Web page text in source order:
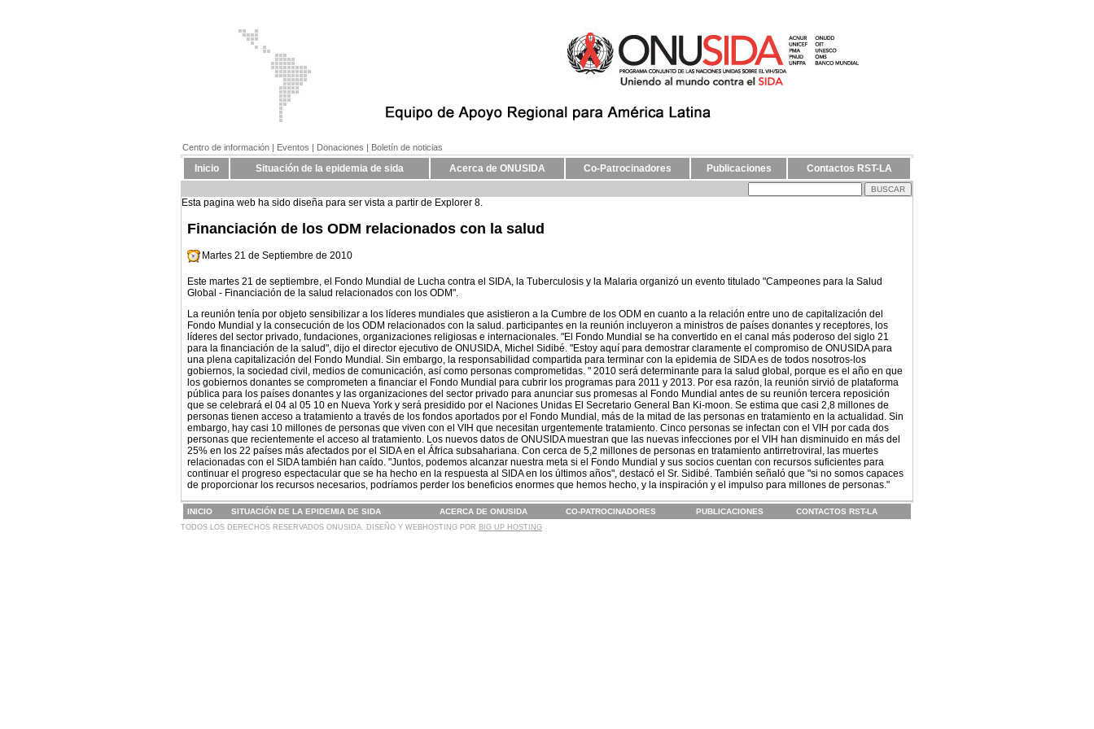
Centro de información | Eventos | Donaciones | Boletín de noticias
Inicio Situación de la epidemia de sida Acerca de ONUSIDA Co-Patrocinadores Publicaciones Contactos RST-LA
Esta pagina web ha sido diseña para ser vista a partir de Explorer 8.
Financiación de los ODM relacionados con la salud
Martes 21 de Septiembre de 2010
Este martes 21 de septiembre, el Fondo Mundial de Lucha contra el SIDA, la Tuberculosis y la Malaria organizó un evento titulado "Campeones para la Salud
Global - Financiación de la salud relacionados con los ODM".
La reunión tenía por objeto sensibilizar a los líderes mundiales que asistieron a la Cumbre de los ODM en cuanto a la relación entre uno de capitalización del
Fondo Mundial y la consecución de los ODM relacionados con la salud. participantes en la reunión incluyeron a ministros de países donantes y receptores, los
líderes del sector privado, fundaciones, organizaciones religiosas e internacionales. "El Fondo Mundial se ha convertido en el canal más poderoso del siglo 21
para la financiación de la salud", dijo el director ejecutivo de ONUSIDA, Michel Sidibé. "Estoy aquí para demostrar claramente el compromiso de ONUSIDA para
una plena capitalización del Fondo Mundial. Sin embargo, la responsabilidad compartida para terminar con la epidemia de SIDA es de todos nosotros-los
gobiernos, la sociedad civil, medios de comunicación, así como personas comprometidas. " 2010 será determinante para la salud global, porque es el año en que
los gobiernos donantes se comprometen a financiar el Fondo Mundial para cubrir los programas para 2011 y 2013. Por esa razón, la reunión sirvió de plataforma
pública para los países donantes y las organizaciones del sector privado para anunciar sus promesas al Fondo Mundial antes de su reunión tercera reposición
que se celebrará el 04 al 05 10 en Nueva York y será presidido por el Naciones Unidas El Secretario General Ban Ki-moon. Se estima que casi 2,8 millones de
personas tienen acceso a tratamiento a través de los fondos aportados por el Fondo Mundial, más de la mitad de las personas en tratamiento en la actualidad. Sin
embargo, hay casi 10 millones de personas que viven con el VIH que necesitan urgentemente tratamiento. Cinco personas se infectan con el VIH por cada dos
personas que recientemente el acceso al tratamiento. Los nuevos datos de ONUSIDA muestran que las nuevas infecciones por el VIH han disminuido en más del
25% en los 22 países más afectados por el SIDA en el África subsahariana. Con cerca de 5,2 millones de personas en tratamiento antirretroviral, las muertes
relacionadas con el SIDA también han caído. "Juntos, podemos alcanzar nuestra meta si el Fondo Mundial y sus socios cuentan con recursos suficientes para
continuar el progreso espectacular que se ha hecho en la respuesta al SIDA en los últimos años", destacó el Sr. Sidibé. También señaló que "si no somos capaces
de proporcionar los recursos necesarios, podríamos perder los beneficios enormes que hemos hecho, y la inspiración y el impulso para millones de personas."
INICIO SITUACIÓN DE LA EPIDEMIA DE SIDA ACERCA DE ONUSIDA CO-PATROCINADORES PUBLICACIONES CONTACTOS RST-LA
TODOS LOS DERECHOS RESERVADOS ONUSIDA. DISEÑO Y WEBHOSTING POR BIG UP HOSTING